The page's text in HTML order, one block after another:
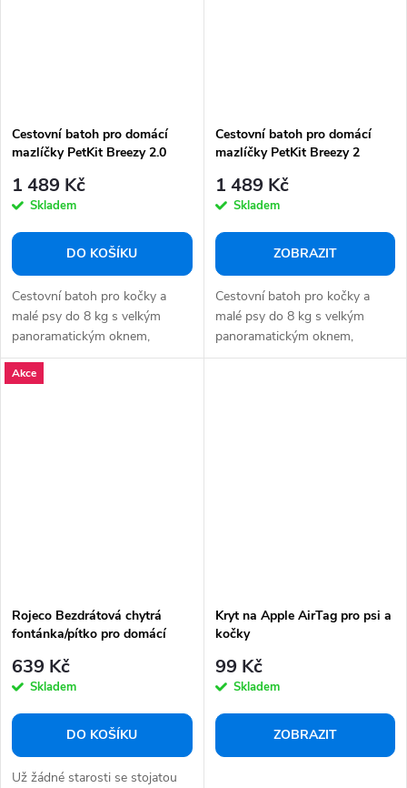
Cestovní batoh pro domácí
mazlíčky PetKit Breezy 2.0
1 489 Kč
Skladem
DO KOŠÍKU
Cestovní batoh pro kočky a
malé psy do 8 kg s velkým
panoramatickým oknem,
chytrým ventilačním...
Cestovní batoh pro domácí
mazlíčky PetKit Breezy 2
1 489 Kč
Skladem
ZOBRAZIT
Cestovní batoh pro kočky a
malé psy do 8 kg s velkým
panoramatickým oknem,
chytrým ventilačním...
Akce
Rojeco Bezdrátová chytrá
fontánka/pítko pro domácí
639 Kč
Skladem
DO KOŠÍKU
Už žádné starosti se stojatou
Kryt na Apple AirTag pro psi a
kočky
99 Kč
Skladem
ZOBRAZIT